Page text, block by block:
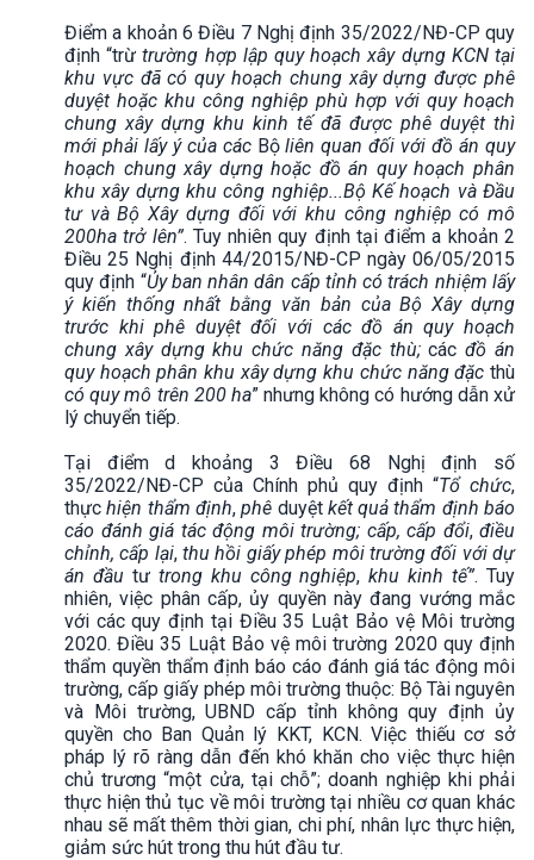
Điểm a khoản 6 Điều 7 Nghị định 35/2022/NĐ-CP quy
định “trừtrường hợp lập quy hoạch xây dựng KCN tại
khu vực đã có quy hoạch chung xây dựng được phê
duyệt hoặc khu công nghiệp phù hợp với quy hoạch
chung xây dựng khu kinh tế đã được phê duyệt thì
mới phải lấy ý của các Bộliên quan đối với đồ án quy
hoạch chung xây dựng hoặc đồ án quy hoạch phân
khu xây dựng khu công nghiệp...Bộ Kế hoạch và Đầu
tư và Bộ Xây dựng đối với khu công nghiệp có mô
200ha trở lên”. Tuy nhiên quy định tại điểm a khoản 2
Điều 25 Nghị định 44/2015/NĐ-CP ngày 06/05/2015
quy định “Ủy ban nhân dân cấp tỉnh có trách nhiệm lấy
ý kiến thống nhất bằng văn bản của Bộ Xây dựng
trước khi phê duyệt đối với các đồ án quy hoạch
chung xây dựng khu chức năng đặc thù;cácđồ án
quy hoạch phân khu xây dựng khu chức năng đặc thù
có quy mô trên 200 ha” nhưng không có hướng dẫn xử
lý chuyển tiếp.
Tại điểm d khoảng 3 Điều 68 Nghị định số
35/2022/NĐ-CP của Chính phủ quy định “Tổ chức,
thựchiện thẩm định,phê duyệt kết quả thẩm định báo
cáo đánh giá tác động môi trường; cấp, cấp đổi, điều
chỉnh, cấp lại,thu hồi giấy phép môi trường đối với dự
án đầu tư trong khu công nghiệp,khu kinh tế”. Tuy
nhiên, việc phân cấp, ủy quyền này đang vướng mắc
với các quy định tại Điều 35 Luật Bảo vệ Môi trường
2020. Điều 35 Luật Bảo vệ môi trường 2020 quy định
thẩm quyền thẩm định báo cáo đánh giá tác động môi
trường, cấp giấy phép môi trường thuộc: Bộ Tài nguyên
và Môi trường, UBND cấp tỉnh không quy định ủy
quyền cho Ban Quản lý KKT, KCN. Việc thiếu cơ sở
pháp lý rõ ràng dẫn đến khó khăn cho việc thực hiện
chủ trương “một cửa, tại chỗ”; doanh nghiệp khi phải
thực hiện thủ tục về môi trường tại nhiều cơ quan khác
nhau sẽ mất thêm thời gian, chi phí, nhân lực thực hiện,
giảm sức hút trong thu hút đầu tư.